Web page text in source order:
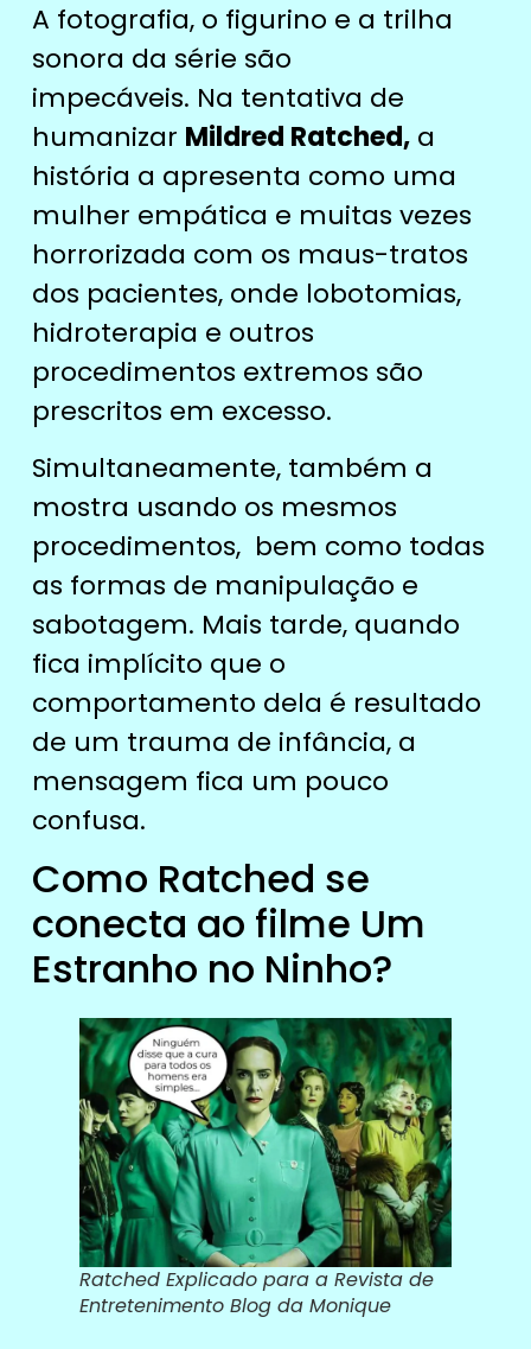
A fotografia, o figurino e a trilha
sonora da série são
impecáveis. Na tentativa de
humanizar Mildred Ratched,a
história a apresenta como uma
mulher empática e muitas vezes
horrorizada com os maus-tratos
dos pacientes, onde lobotomias,
hidroterapia e outros
procedimentos extremos são
prescritos em excesso.
Simultaneamente, também a
mostra usando os mesmos
procedimentos, bem como todas
as formas de manipulação e
sabotagem. Mais tarde, quando
fica implícito que o
comportamento dela é resultado
de um trauma de infância, a
mensagem fica um pouco
confusa.
Como Ratched se
conecta ao filme Um
Estranho no Ninho?
Ratched Explicado para a Revista de
Entretenimento Blog da Monique